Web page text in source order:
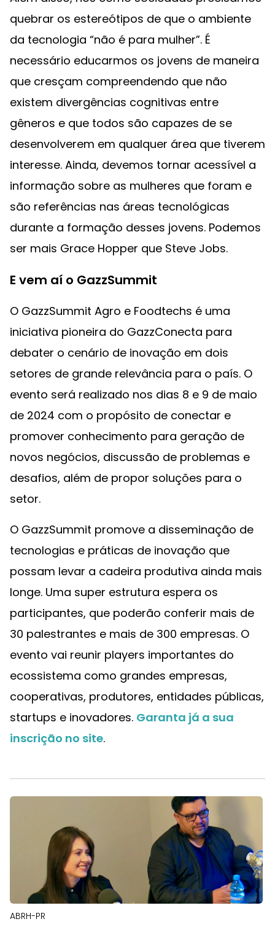
quebrar os estereótipos de que o ambiente
da tecnologia “não é para mulher”. É
necessário educarmos os jovens de maneira
que cresçam compreendendo que não
existem divergências cognitivas entre
gêneros e que todos são capazes de se
desenvolverem em qualquer área que tiverem
interesse. Ainda, devemos tornar acessível a
informação sobre as mulheres que foram e
são referências nas áreas tecnológicas
durante a formação desses jovens. Podemos
ser mais Grace Hopper que Steve Jobs.
E vem aí o GazzSummit
O GazzSummit Agro e Foodtechs é uma
iniciativa pioneira do GazzConecta para
debater o cenário de inovação em dois
setores de grande relevância para o país. O
evento será realizado nos dias 8 e 9 de maio
de 2024 com o propósito de conectar e
promover conhecimento para geração de
novos negócios, discussão de problemas e
desafios, além de propor soluções para o
setor.
O GazzSummit promove a disseminação de
tecnologias e práticas de inovação que
possam levar a cadeira produtiva ainda mais
longe. Uma super estrutura espera os
participantes, que poderão conferir mais de
30 palestrantes e mais de 300 empresas. O
evento vai reunir players importantes do
ecossistema como grandes empresas,
cooperativas, produtores, entidades públicas,
startups e inovadores. Garanta já a sua
inscrição no site.
ABRH-PR